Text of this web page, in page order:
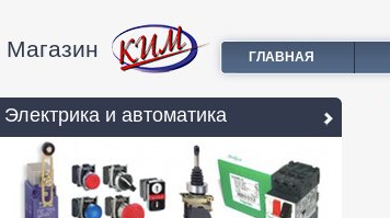
Магазин ГЛАВНАЯ
Электрика и автоматика